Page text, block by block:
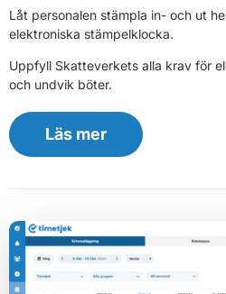
Låt personalen stämpla in- och ut
elektroniska stämpelklocka.
Uppfyll Skatteverkets alla krav för
och undvik böter.
Läs mer